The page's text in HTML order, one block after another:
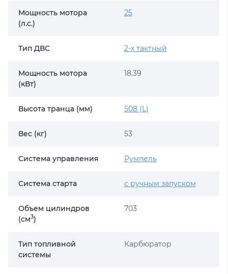
Мощность мотора
(л.с.)
25
Тип ДВС 2-х тактный
Мощность мотора
(кВт)
18.39
Высота транца (мм) 508 (L)
Вес (кг) 53
Система управления Румпель
Система старта с ручным запуском
Объем цилиндров
(cм3)
703
Тип топливной
системы
Карбюратор